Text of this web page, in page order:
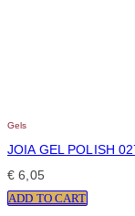
Gels
JOIA GEL POLISH
€ 6,05
ADD TO CART